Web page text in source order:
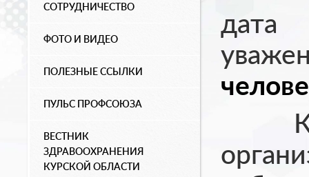
СОТРУДНИЧЕСТВО
ФОТО И ВИДЕО
ПОЛЕЗНЫЕ ССЫЛКИ
ПУЛЬС ПРОФСОЮЗА
ВЕСТНИК
ЗДРАВООХРАНЕНИЯ
КУРСКОЙ ОБЛАСТИ